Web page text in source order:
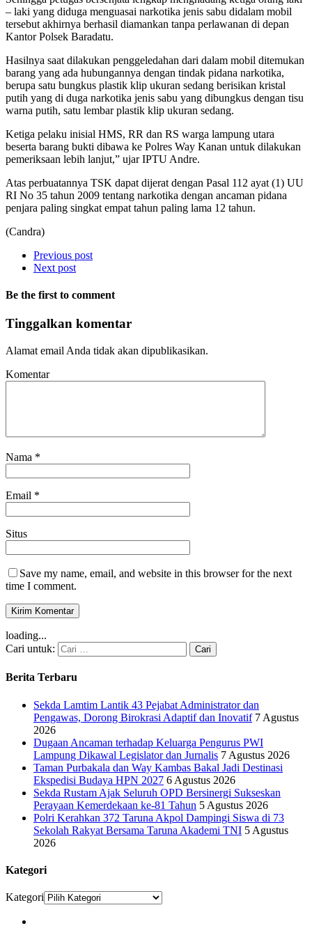
– laki yang diduga menguasai narkotika jenis sabu didalam mobil
tersebut akhirnya berhasil diamankan tanpa perlawanan di depan
Kantor Polsek Baradatu.
Hasilnya saat dilakukan penggeledahan dari dalam mobil ditemukan
barang yang ada hubungannya dengan tindak pidana narkotika,
berupa satu bungkus plastik klip ukuran sedang berisikan kristal
putih yang di duga narkotika jenis sabu yang dibungkus dengan tisu
warna putih, satu lembar plastik klip ukuran sedang.
Ketiga pelaku inisial HMS, RR dan RS warga lampung utara
beserta barang bukti dibawa ke Polres Way Kanan untuk dilakukan
pemeriksaan lebih lanjut,” ujar IPTU Andre.
Atas perbuatannya TSK dapat dijerat dengan Pasal 112 ayat (1) UU
RI No 35 tahun 2009 tentang narkotika dengan ancaman pidana
penjara paling singkat empat tahun paling lama 12 tahun.
(Candra)
Previous post
Next post
Be the first to comment
Tinggalkan komentar
Alamat email Anda tidak akan dipublikasikan.
Komentar
Nama *
Email *
Situs
Save my name, email, and website in this browser for the next
time I comment.
loading...
Cari untuk:
Berita Terbaru
Sekda Lamtim Lantik 43 Pejabat Administrator dan
Pengawas, Dorong Birokrasi Adaptif dan Inovatif 7 Agustus
2026
Dugaan Ancaman terhadap Keluarga Pengurus PWI
Lampung Dikawal Legislator dan Jurnalis 7 Agustus 2026
Taman Purbakala dan Way Kambas Bakal Jadi Destinasi
Ekspedisi Budaya HPN 2027 6 Agustus 2026
Sekda Rustam Ajak Seluruh OPD Bersinergi Sukseskan
Perayaan Kemerdekaan ke-81 Tahun 5 Agustus 2026
Polri Kerahkan 372 Taruna Akpol Dampingi Siswa di 73
Sekolah Rakyat Bersama Taruna Akademi TNI 5 Agustus
2026
Kategori
Kategori